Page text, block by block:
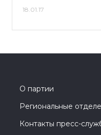
18.01.17
О партии
Региональные
Контакты пресс-